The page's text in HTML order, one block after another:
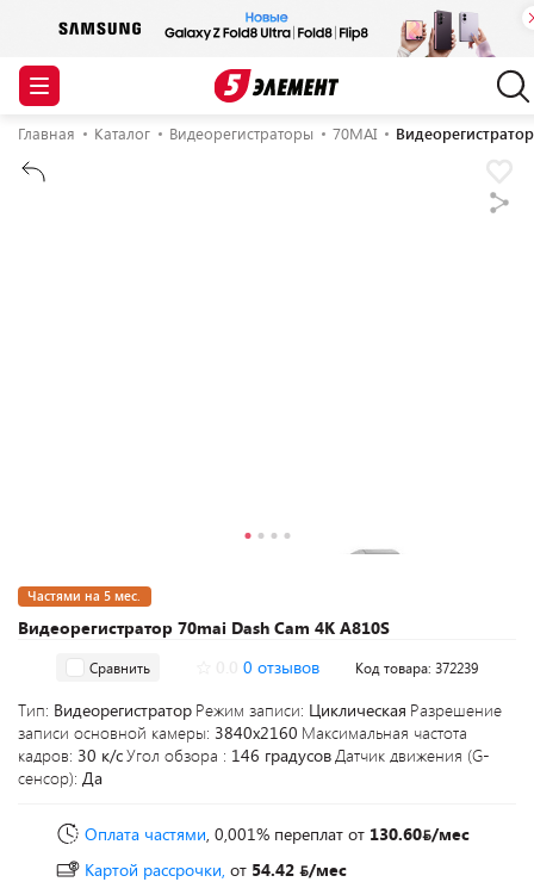
Главная Каталог Видеорегистраторы 70MAI
Видеорегистратор 70mai Dash Cam 4K A810S
Частями на 5 мес.
Сравнить 0 отзывов Код товара: 372239
Тип: Видеорегистратор Режим записи: Циклическая Разрешение
записи основной камеры: 3840x2160 Максимальная частота
кадров: 30 к/сУгол обзора : 146 градусовДатчик движения (G-
сенсор): Да
Оплата частями, 0,001% переплат от 130.60 /мес
Картой рассрочки, от 54.42
/мес